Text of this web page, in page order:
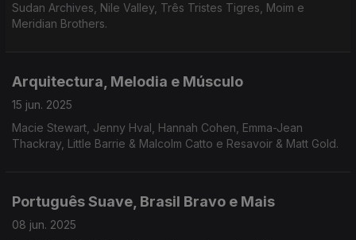
Sudan Archives, Nile Valley, Três Tristes Tigres, Moim e
Meridian Brothers.
Arquitectura, Melodia e Músculo
15 jun. 2025
Macie Stewart, Jenny Hval, Hannah Cohen, Emma-Jean
Thackray, Little Barrie & Malcolm Catto e Resavoir & Matt Gold.
Português Suave, Brasil Bravo e Mais
08 jun. 2025